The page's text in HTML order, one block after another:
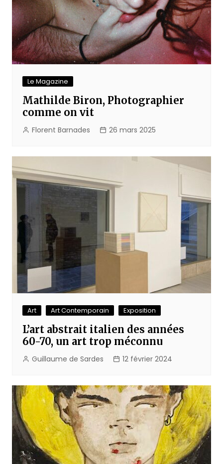
Le Magazine
Mathilde Biron, Photographier
comme on vit
Florent Barnades 26 mars 2025
Art Art Contemporain Exposition
L’art abstrait italien des années
60-70, un art trop méconnu
Guillaume de Sardes 12 février 2024